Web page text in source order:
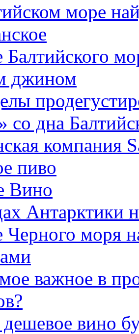
море
Балтийского
джином
со дна
компания
пиво
Вино
Антарктики
Черного моря
важное в
вино